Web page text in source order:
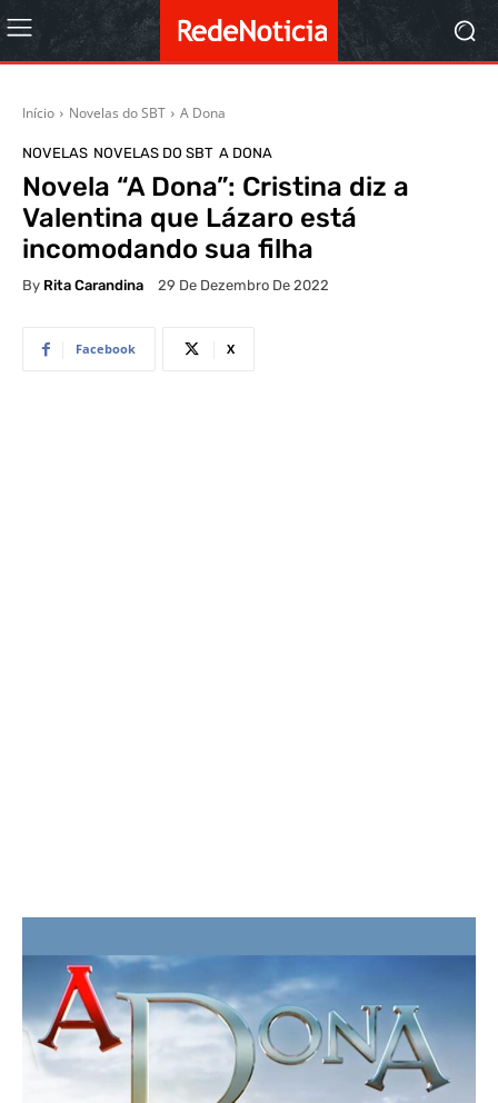
Início Novelas do SBT A Dona
NOVELAS NOVELAS DO SBT A DONA
Novela “A Dona”: Cristina diz a
Valentina que Lázaro está
incomodando sua filha
By Rita Carandina 29 De Dezembro De 2022
Facebook X